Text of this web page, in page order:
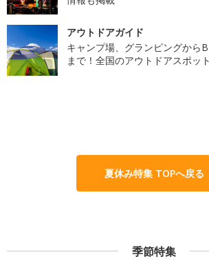
アウトドアガイド
キャンプ場、グランピングから
まで！全国のアウトドアスポッ
夏休み特集 TOPへ戻る
季節特集